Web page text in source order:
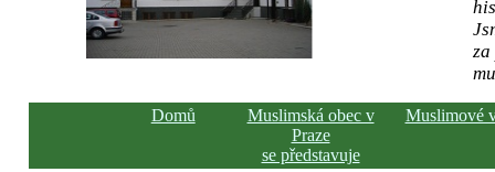
Domů
Muslimská obec v
Praze
se představuje
Muslimové